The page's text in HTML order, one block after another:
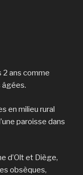
2 ans comme
âgées.
en milieu rural
paroisse dans
d’Olt et Diège,
obsèques,